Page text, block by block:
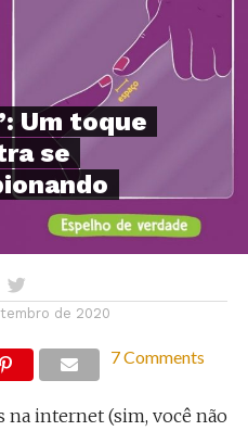
Um toque
se
de 2020
7 Comments
na internet (sim, você não